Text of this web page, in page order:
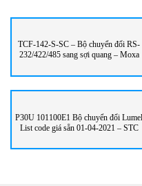
TCF-142-S-SC – Bộ chuyển đổi RS-
232/422/485 sang sợi quang – Moxa
P30U 101100E1 Bộ chuyển đổi Lumel
List code giá sẵn 01-04-2021 – STC